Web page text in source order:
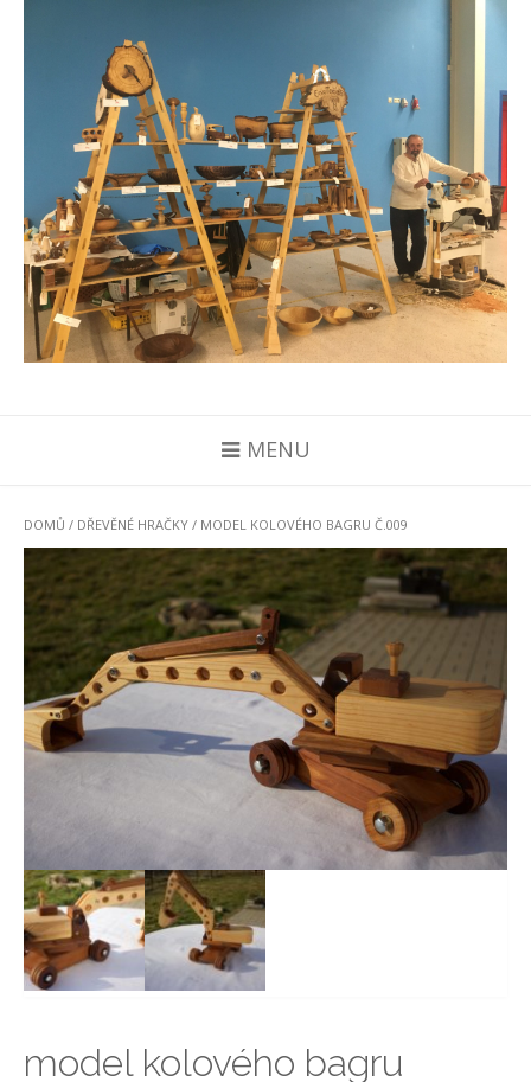
MENU
DOMŮ / DŘEVĚNÉ HRAČKY / MODEL KOLOVÉHO BAGRU Č.009
model kolového bagru